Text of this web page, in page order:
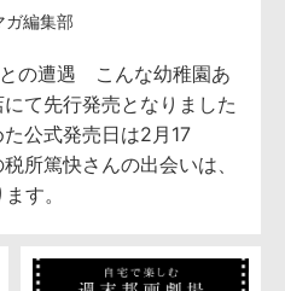
ガ編集部
の遭遇 こんな幼稚園あ
て先行発売となりました
た公式発売日は2月17
所篤快さんの出会いは、
す。